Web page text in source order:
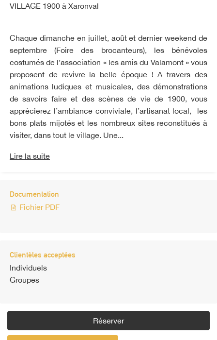
VILLAGE 1900 à Xaronval
Chaque dimanche en juillet, août et dernier weekend de
septembre (Foire des brocanteurs), les bénévoles
costumés de l’association « les amis du Valamont » vous
proposent de revivre la belle époque ! A travers des
animations ludiques et musicales, des démonstrations
de savoirs faire et des scènes de vie de 1900, vous
apprécierez l’ambiance conviviale, l’artisanat local, les
bons plats mijotés et les nombreux sites reconstitués à
visiter, dans tout le village. Une...
Lire la suite
Documentation
Fichier PDF
Clientèles acceptées
Individuels
Groupes
Réserver